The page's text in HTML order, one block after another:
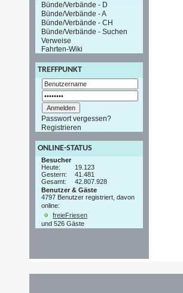
Bünde/Verbände - D
Bünde/Verbände - A
Bünde/Verbände - CH
Bünde/Verbände - Suchen
Verweise
Fahrten-Wiki
TREFFPUNKT
Passwort vergessen?
Registrieren
ONLINE-STATUS
Besucher
Heute:
19.123
Gestern:
41.481
Gesamt:
42.807.928
Benutzer & Gäste
4797 Benutzer registriert, davon
online:
freieFriesen
und 526 Gäste